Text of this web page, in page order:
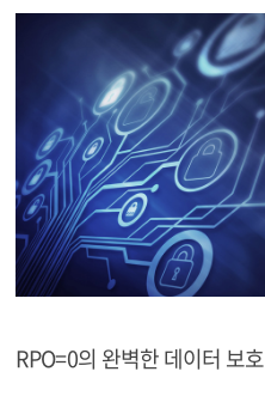
RPO=0의 완벽한 데이터 보호